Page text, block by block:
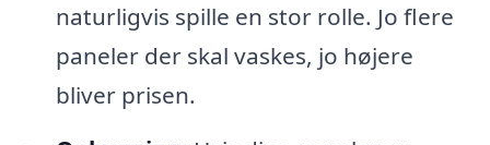
naturligvis spille en stor rolle. Jo flere
paneler der skal vaskes, jo højere
bliver prisen.